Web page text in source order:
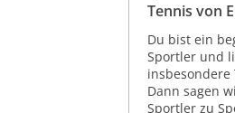
Tennis von
Du bist ein
Sportler und
insbesondere
Dann sagen
Sportler zu